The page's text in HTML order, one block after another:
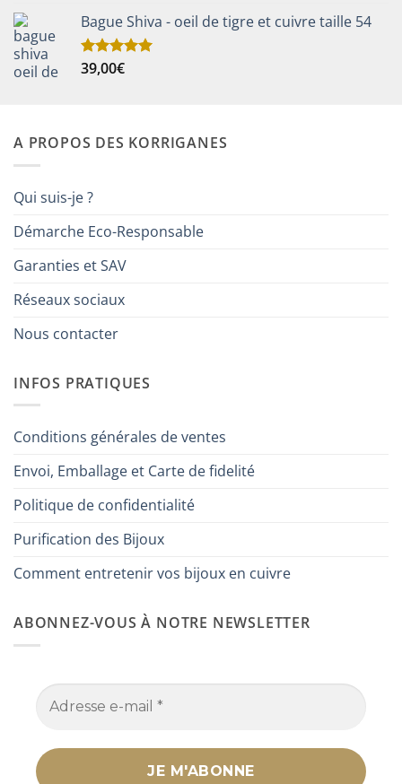
Bague Shiva - oeil de tigre et cuivre taille 54
Note5.00
39,00€
A PROPOS DES KORRIGANES
Qui suis-je ?
Démarche Eco-Responsable
Garanties et SAV
Réseaux sociaux
Nous contacter
INFOS PRATIQUES
Conditions générales de ventes
Envoi, Emballage et Carte de fidelité
Politique de confidentialité
Purification des Bijoux
Comment entretenir vos bijoux en cuivre
ABONNEZ-VOUS À NOTRE NEWSLETTER